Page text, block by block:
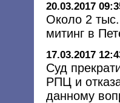
20.03.2017
Около 2
митинг в
17.03.2017
Суд
РПЦ и
данному